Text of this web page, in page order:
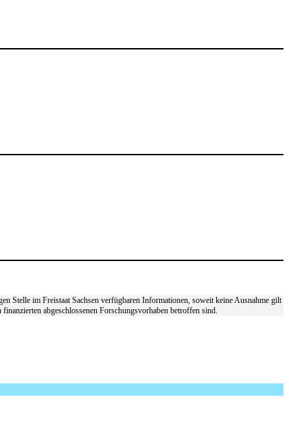
Stelle im Freistaat Sachsen verfügbaren Informationen, soweit keine Ausnahme gilt
abgeschlossenen Forschungsvorhaben betroffen sind.